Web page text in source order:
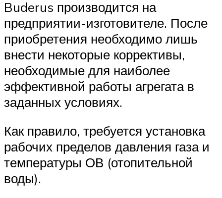
Buderus производится на
предприятии-изготовителе. После
приобретения необходимо лишь
внести некоторые коррективы,
необходимые для наиболее
эффективной работы агрегата в
заданных условиях.
Как правило, требуется установка
рабочих пределов давления газа и
температуры ОВ (отопительной
воды).